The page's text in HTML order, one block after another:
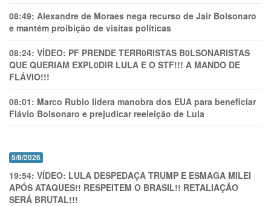
08:49: Alexandre de Moraes nega recurso de Jair Bolsonaro
e mantém proibição de visitas políticas
08:24: VÍDEO: PF PRENDE TERR0RlSTAS B0LSONARlSTAS
QUE QUERIAM EXPL0DlR LULA E O STF!!! A MANDO DE
FLÁVIO!!!
08:01: Marco Rubio lidera manobra dos EUA para beneficiar
Flávio Bolsonaro e prejudicar reeleição de Lula
5/8/2026
19:54: VÍDEO: LULA DESPEDAÇA TRUMP E ESMAGA MILEI
APÓS ATAQUES!! RESPEITEM O BRASIL!! RETALIAÇÃO
SERÁ BRUTAL!!!